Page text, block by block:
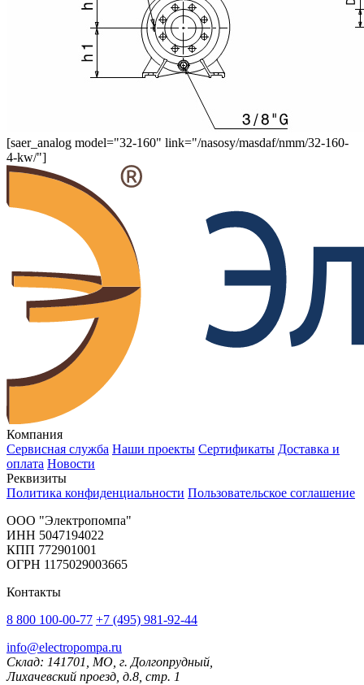
[saer_analog model="32-160" link="/nasosy/masdaf/nmm/32-160-
4-kw/"]
Компания
Сервисная служба Наши проекты Сертификаты Доставка и
оплата Новости
Реквизиты
Политика конфиденциальности Пользовательское соглашение
OOO "Электропомпа"
ИНН 5047194022
КПП 772901001
ОГРН 1175029003665
Контакты
8 800 100-00-77 +7 (495) 981-92-44
info@electropompa.ru
Склад: 141701, МО, г. Долгопрудный,
Лихачевский проезд, д.8, стр. 1